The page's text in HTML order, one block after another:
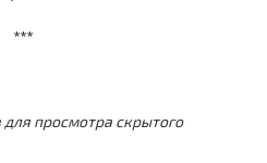
***
просмотра скрытого